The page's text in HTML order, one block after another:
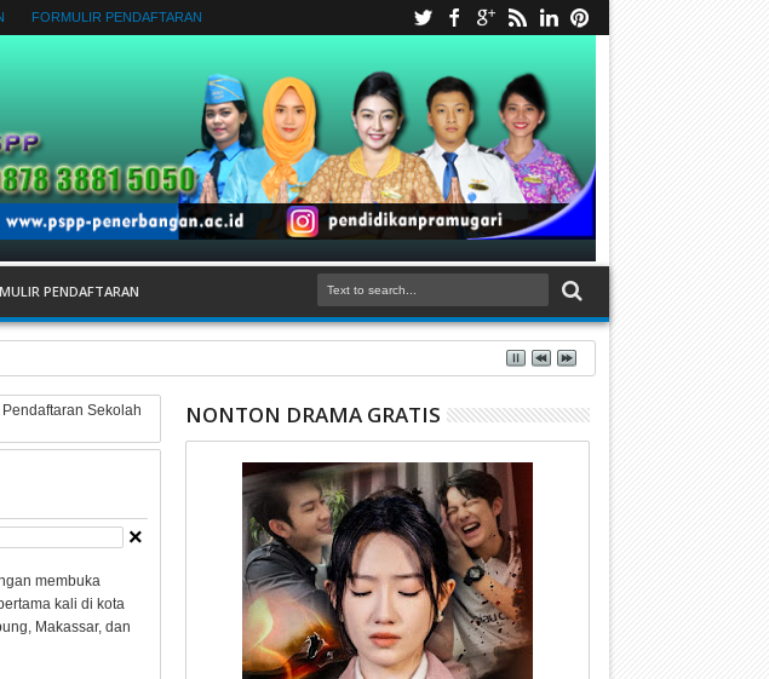
FORMULIR PENDAFTARAN
PENDAFTARAN
Pendaftaran Sekolah
membuka
kali di kota
Makassar, dan
NONTON DRAMA GRATIS